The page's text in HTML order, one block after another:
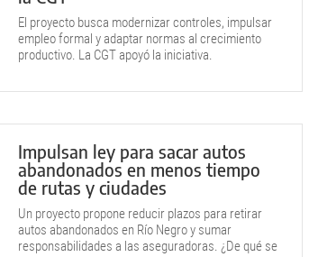
El proyecto busca modernizar controles, impulsar
empleo formal y adaptar normas al crecimiento
productivo. La CGT apoyó la iniciativa.
Impulsan ley para sacar autos
abandonados en menos tiempo
de rutas y ciudades
Un proyecto propone reducir plazos para retirar
autos abandonados en Río Negro y sumar
responsabilidades a las aseguradoras. ¿De qué se